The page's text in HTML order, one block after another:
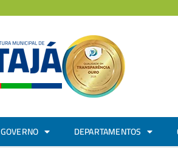
GOVERNO DEPARTAMENTOS